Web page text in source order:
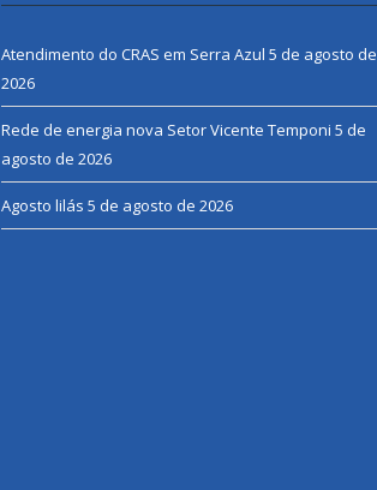
Atendimento do CRAS em Serra Azul 5 de agosto de
2026
Rede de energia nova Setor Vicente Temponi 5 de
agosto de 2026
Agosto lilás 5 de agosto de 2026